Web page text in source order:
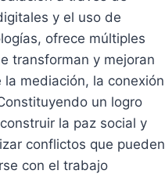
y el uso de
ofrece múltiples
transforman y mejoran
la mediación, la conexión
un logro
la paz social y
conflictos que pueden
con el trabajo